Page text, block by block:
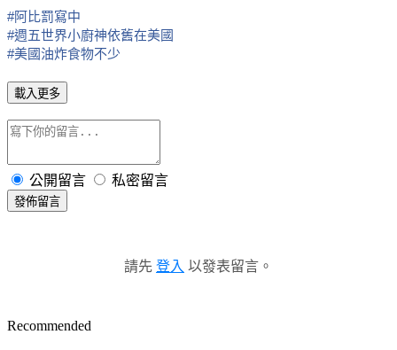
#阿比罰寫中
#週五世界小廚神依舊在美國
#美國油炸食物不少
載入更多
公開留言 私密留言
發佈留言
請先 登入 以發表留言。
Recommended